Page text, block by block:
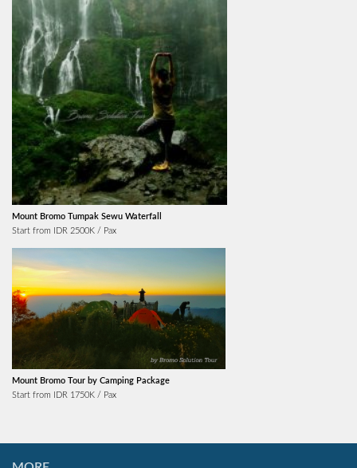
Mount Bromo Tumpak Sewu Waterfall
Start from IDR 2500K / Pax
Mount Bromo Tour by Camping Package
Start from IDR 1750K / Pax